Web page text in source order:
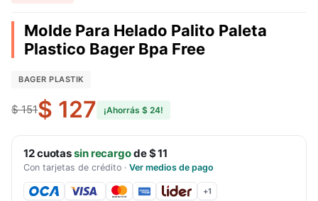
Molde Para Helado Palito Paleta
Plastico Bager Bpa Free
BAGER PLASTIK
$ 151$ 127 ¡Ahorrás $ 24!
12cuotassin recargode$ 11
Con tarjetas de crédito · Ver medios de pago
+1